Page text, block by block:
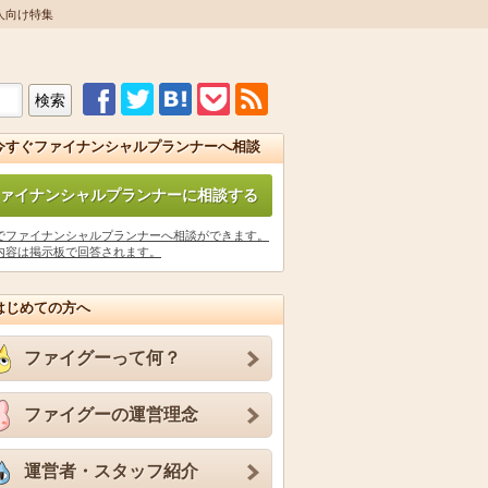
向け特集
すぐファイナンシャルプランナーへ相談
イナンシャルプランナーに相談する
ファイナンシャルプランナーへ相談ができます。
容は掲示板で回答されます。
じめての方へ
ファイグーって何？
ファイグーの運営理念
運営者・スタッフ紹介